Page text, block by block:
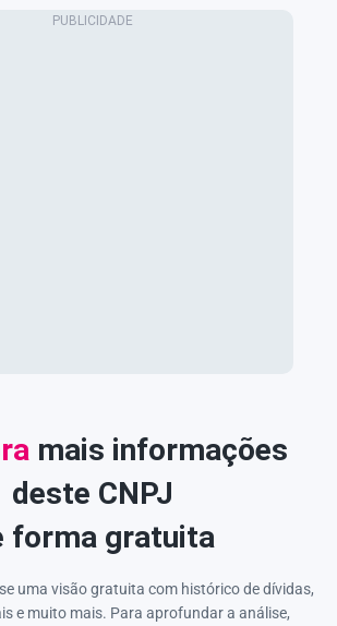
mais informações
deste CNPJ
forma gratuita
uma visão gratuita com histórico de dívidas,
e muito mais. Para aprofundar a análise,